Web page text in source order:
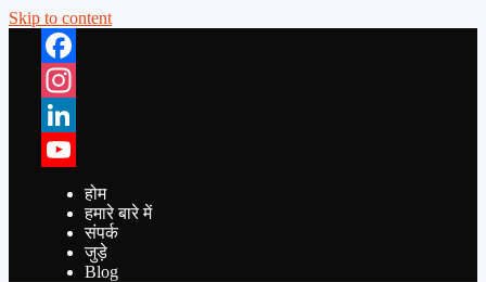
Skip to content
Facebook
Instagram
LinkedIn
YouTube
होम
हमारे बारे में
संपर्क
जुड़े
Blog